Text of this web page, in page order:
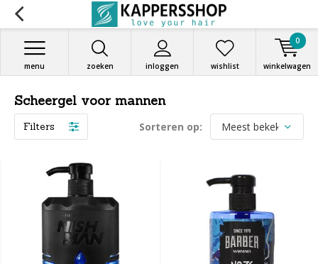
zoeken inloggen
menu wishlist winkelwagen
0
Scheergel voor mannen
Filters Sorteren op: